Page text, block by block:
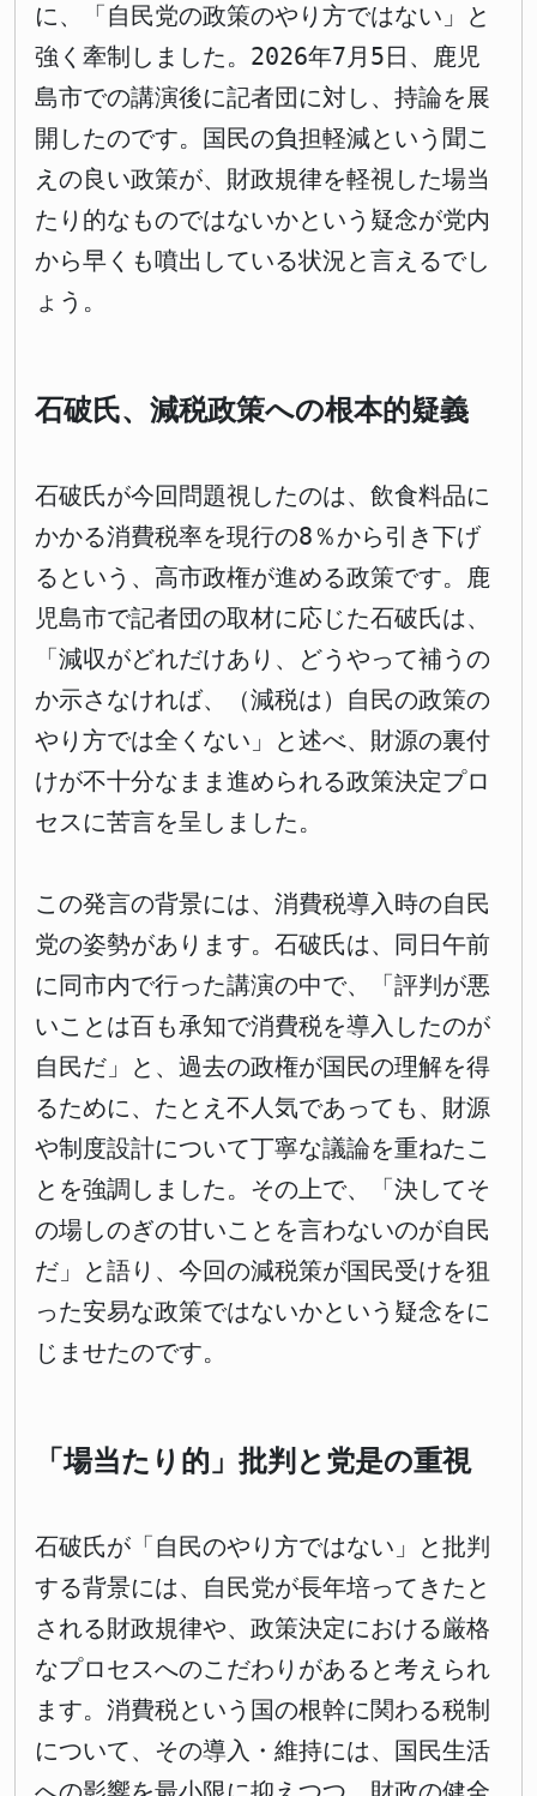
に、「自民党の政策のやり方ではない」と
強く牽制しました。2026年7月5日、鹿児
島市での講演後に記者団に対し、持論を展
開したのです。国民の負担軽減という聞こ
えの良い政策が、財政規律を軽視した場当
たり的なものではないかという疑念が党内
から早くも噴出している状況と言えるでし
ょう。
石破氏、減税政策への根本的疑義
石破氏が今回問題視したのは、飲食料品に
かかる消費税率を現行の8％から引き下げ
るという、高市政権が進める政策です。鹿
児島市で記者団の取材に応じた石破氏は、
「減収がどれだけあり、どうやって補うの
か示さなければ、（減税は）自民の政策の
やり方では全くない」と述べ、財源の裏付
けが不十分なまま進められる政策決定プロ
セスに苦言を呈しました。
この発言の背景には、消費税導入時の自民
党の姿勢があります。石破氏は、同日午前
に同市内で行った講演の中で、「評判が悪
いことは百も承知で消費税を導入したのが
自民だ」と、過去の政権が国民の理解を得
るために、たとえ不人気であっても、財源
や制度設計について丁寧な議論を重ねたこ
とを強調しました。その上で、「決してそ
の場しのぎの甘いことを言わないのが自民
だ」と語り、今回の減税策が国民受けを狙
った安易な政策ではないかという疑念をに
じませたのです。
「場当たり的」批判と党是の重視
石破氏が「自民のやり方ではない」と批判
する背景には、自民党が長年培ってきたと
される財政規律や、政策決定における厳格
なプロセスへのこだわりがあると考えられ
ます。消費税という国の根幹に関わる税制
について、その導入・維持には、国民生活